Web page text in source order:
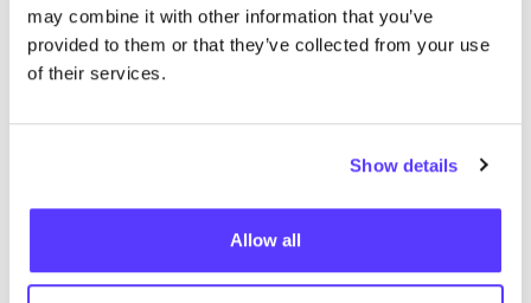
may combine it with other information that you’ve
provided to them or that they’ve collected from your use
of their services.
Show details
Allow all